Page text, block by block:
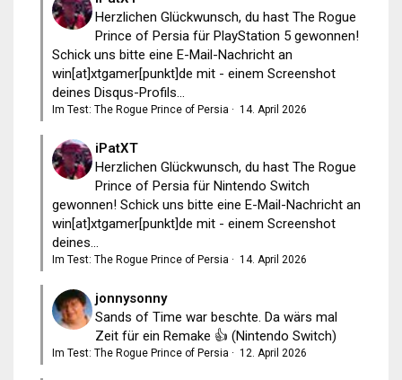
Herzlichen Glückwunsch, du hast The Rogue
Prince of Persia für PlayStation 5 gewonnen!
Schick uns bitte eine E-Mail-Nachricht an
win[at]xtgamer[punkt]de mit - einem Screenshot
deines Disqus-Profils...
Im Test: The Rogue Prince of Persia · 14. April 2026
iPatXT
Herzlichen Glückwunsch, du hast The Rogue
Prince of Persia für Nintendo Switch
gewonnen! Schick uns bitte eine E-Mail-Nachricht an
win[at]xtgamer[punkt]de mit - einem Screenshot
deines...
Im Test: The Rogue Prince of Persia · 14. April 2026
jonnysonny
Sands of Time war beschte. Da wärs mal
Zeit für ein Remake 👍 (Nintendo Switch)
Im Test: The Rogue Prince of Persia · 12. April 2026